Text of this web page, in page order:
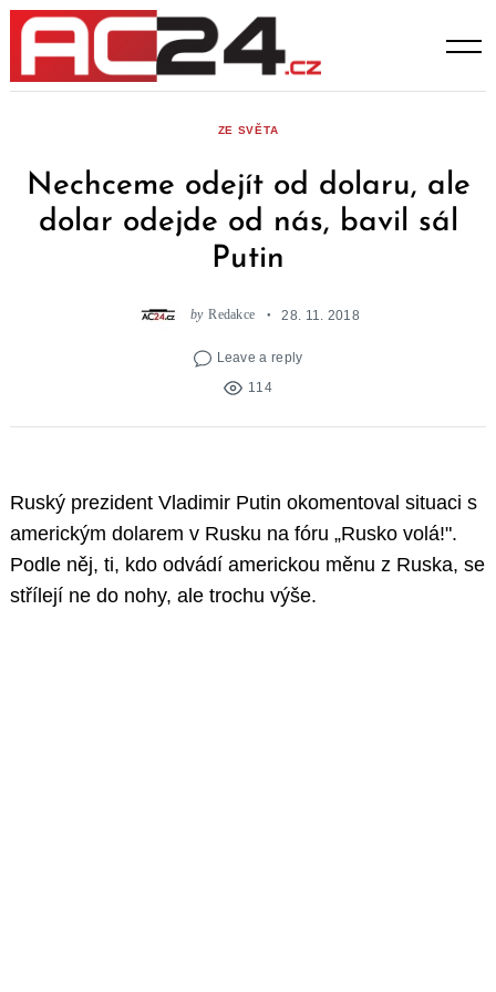
Skip
content
ZE SVĚTA
Nechceme odejít od dolaru, ale
dolar odejde od nás, bavil sál
Putin
by Redakce 28. 11. 2018
Leave a reply
114
Ruský prezident Vladimir Putin okomentoval situaci s
americkým dolarem v Rusku na fóru „Rusko volá!".
Podle něj, ti, kdo odvádí americkou měnu z Ruska, se
střílejí ne do nohy, ale trochu výše.